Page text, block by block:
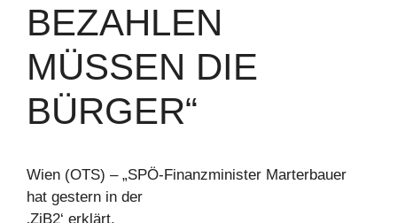
BEZAHLEN
MÜSSEN DIE
BÜRGER“
Wien (OTS) – „SPÖ-Finanzminister Marterbauer
hat gestern in der
‚ZiB2‘ erklärt,